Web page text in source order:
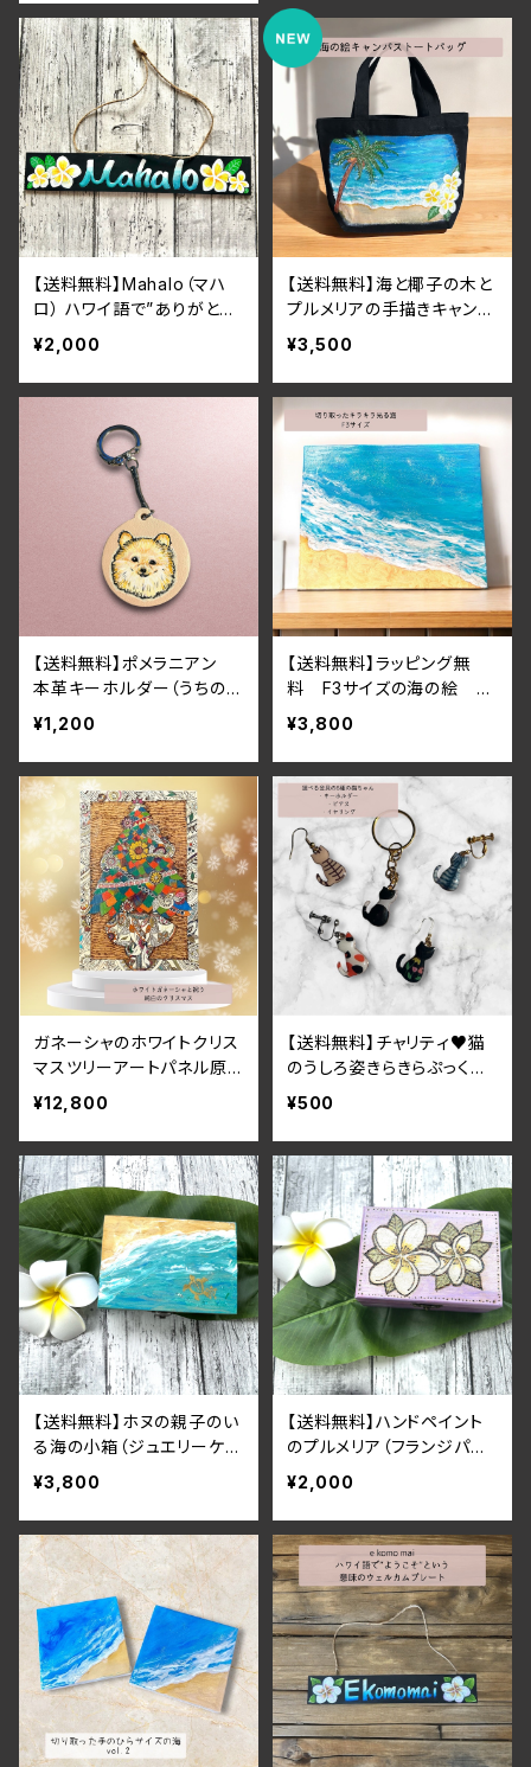
【送料無料】Mahalo（マハ
ロ） ハワイ語で”ありがと
う”という意味のプルメリア
のWelcomeプレート レジ
ン
¥2,000
【送料無料】海と椰子の木と
プルメリアの手描きキャンバ
ストートバッグ
¥3,500
【送料無料】ポメラニアン
本革キーホルダー（うちの子
似顔絵制作可）
¥1,200
【送料無料】ラッピング無
料 F3サイズの海の絵 レ
ジンコート
¥3,800
ガネーシャのホワイトクリス
マスツリーアートパネル原
画 アジアン・手彫り・白
象・バリ・インド
¥12,800
【送料無料】チャリティ♥猫
のうしろ姿きらきらぷっくり
レジンコートキーホルダー・
ルピアス）
¥500
【送料無料】ホヌの親子のい
る海の小箱（ジュエリーケー
ス）
¥3,800
【送料無料】ハンドペイント
のプルメリア（フランジパ二）
小物入れ・ジュエリーケース
¥2,000